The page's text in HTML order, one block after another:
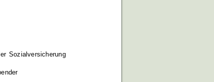
Sozialversicherung